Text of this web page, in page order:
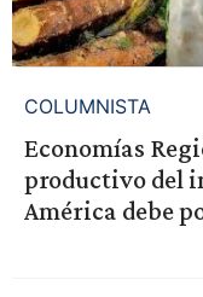
COLUMNISTA
Economías
productivo del
América debe